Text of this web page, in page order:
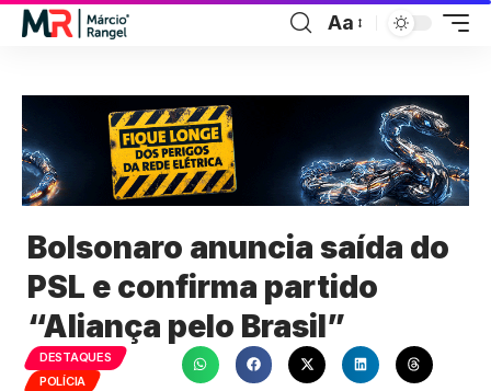
Aa
Bolsonaro anuncia saída do
PSL e confirma partido
“Aliança pelo Brasil”
DESTAQUES
POLÍCIA